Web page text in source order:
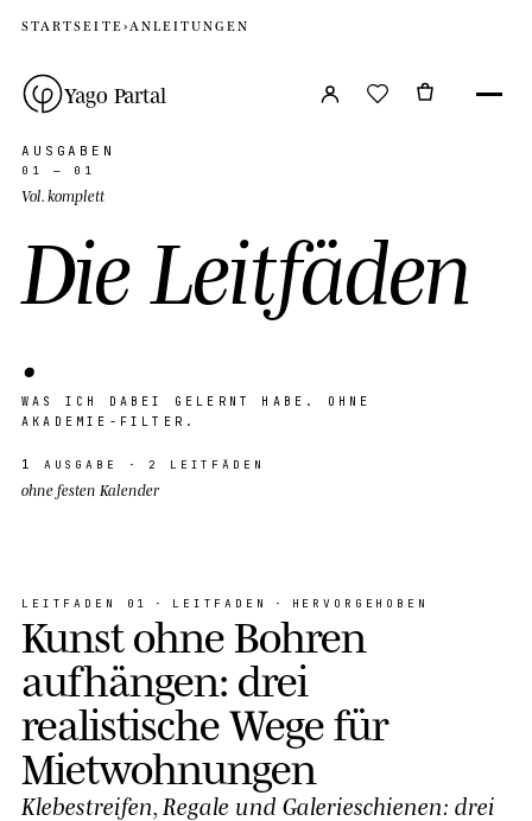
STARTSEITE› ANLEITUNGEN
Yago Partal
AUSGABEN
01 — 01
Vol. komplett
Die Leitfäden
.
WA S I C H D A B EI G E L E R NT H A B E . O H N E
A KA D E MI E - FI LT E R .
1 AUSGABE · 2 LEITFÄDEN
ohne festen Kalender
LEITFADEN 01 · LEITFADEN · HERVORGEHOBEN
KunstohneBohren
aufhängen: drei
realistischeWegefür
Mietwohnungen
Klebestreifen, Regale und Galerieschienen: drei